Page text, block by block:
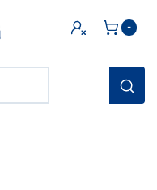
-